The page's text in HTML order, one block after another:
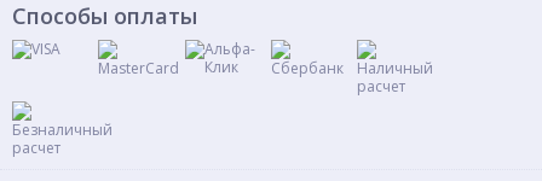
Способы оплаты